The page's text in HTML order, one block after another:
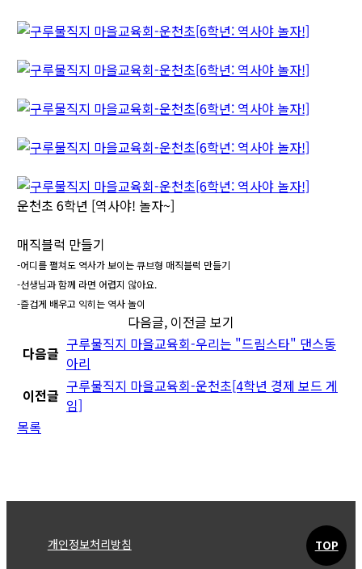
운천초 6학년 [역사야! 놀자~]
매직블럭 만들기
-어디를 펼쳐도 역사가 보이는 큐브형 매직블럭 만들기
-선생님과 함께 라면 어렵지 않아요.
-즐겁게 배우고 익히는 역사 놀이
다음글, 이전글 보기
다음글 구루물직지 마을교육회-우리는 "드림스타" 댄스동
아리
이전글 구루물직지 마을교육회-운천초[4학년 경제 보드 게
임]
목록
TOP
개인정보처리방침